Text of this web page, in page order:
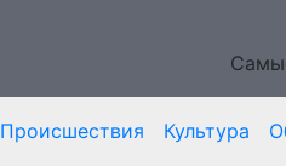
Происшествия Культура